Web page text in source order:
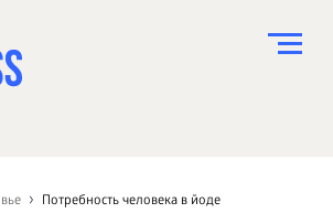
Потребность человека в йоде